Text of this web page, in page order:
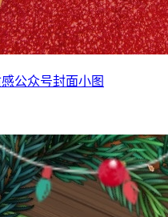
公众号封面小图